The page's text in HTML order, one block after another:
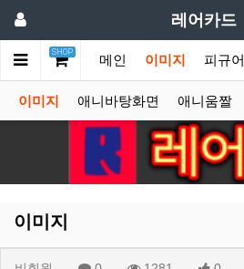
레어카드
SHOP
메인 이미지 피규어
이미지 애니바탕화면 애니움짤
이미지